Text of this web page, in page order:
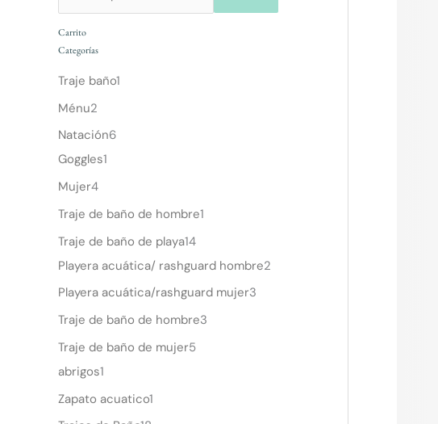
Carrito
Categorías
Traje baño1
Ménu2
Natación6
Goggles1
Mujer4
Traje de baño de hombre1
Traje de baño de playa14
Playera acuática/ rashguard hombre2
Playera acuática/rashguard mujer3
Traje de baño de hombre3
Traje de baño de mujer5
abrigos1
Zapato acuatico1